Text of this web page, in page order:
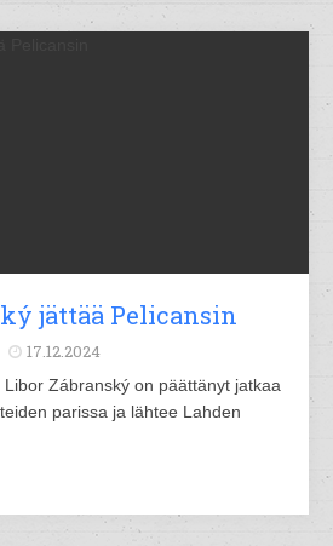
jättää Pelicansin
17.12.2024
Zábranský on päättänyt jatkaa
parissa ja lähtee Lahden